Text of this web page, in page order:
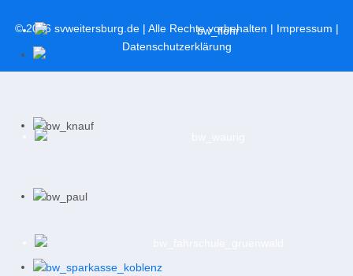
© 2026 svweitersburg.de| Alle Rechte vorbehalten | Impressum |
Datenschutzerklärung